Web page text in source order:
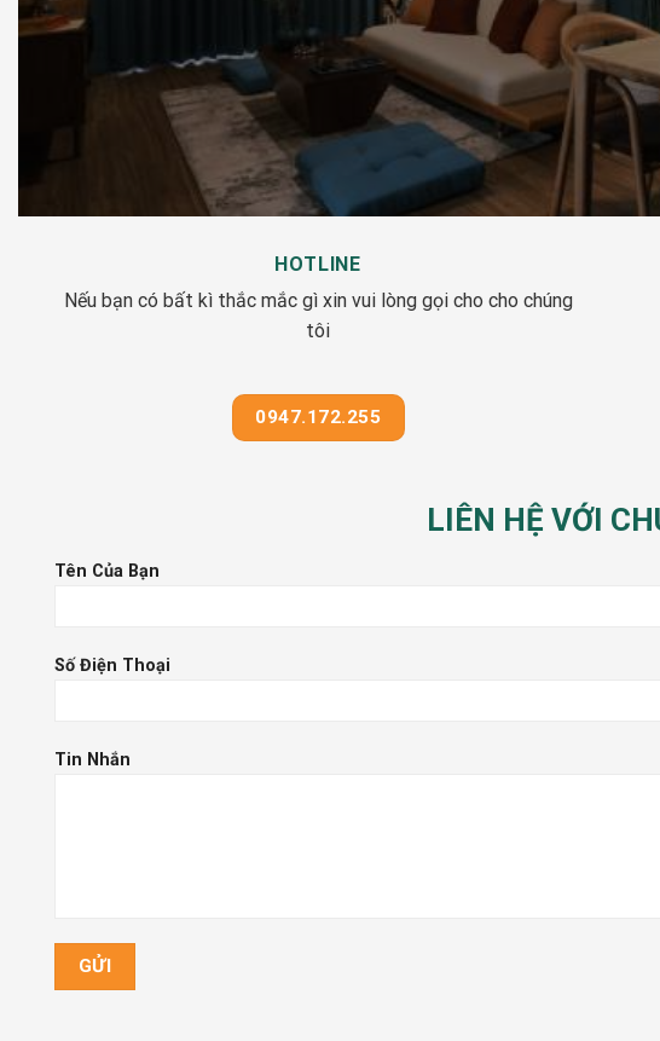
HOTLINE
Nếu bạn có bất kì thắc mắc gì xin vui lòng gọi cho cho chúng
tôi
0947.172.255
LIÊN HỆ VỚI
Tên Của Bạn
Số Điện Thoại
Tin Nhắn